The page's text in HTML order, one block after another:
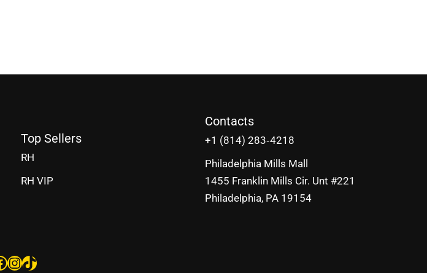
Top Sellers
RH
RH VIP
Contacts
‪+1 (814) 283‑4218
Philadelphia Mills Mall
1455 Franklin Mills Cir. Unt #221
Philadelphia, PA 19154
Instagram
TikTok